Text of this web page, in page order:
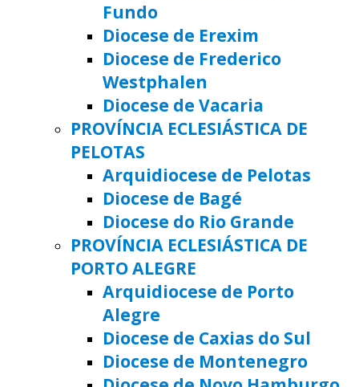
Fundo
Diocese de Erexim
Diocese de Frederico
Westphalen
Diocese de Vacaria
PROVÍNCIA ECLESIÁSTICA DE
PELOTAS
Arquidiocese de Pelotas
Diocese de Bagé
Diocese do Rio Grande
PROVÍNCIA ECLESIÁSTICA DE
PORTO ALEGRE
Arquidiocese de Porto
Alegre
Diocese de Caxias do Sul
Diocese de Montenegro